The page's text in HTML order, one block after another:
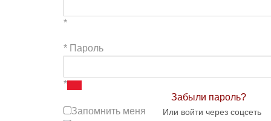
*
* Пароль
*
Запомнить меня
Забыли пароль?
Или войти через соцсеть